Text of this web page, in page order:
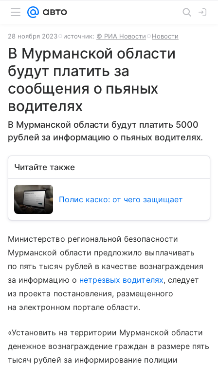
28 ноября 2023 источник: © РИА Новости Новости
В Мурманской области
будут платить за
сообщения о пьяных
водителях
В Мурманской области будут платить 5000
рублей за информацию о пьяных водителях.
Читайте также
Полис каско: от чего защищает
Министерство региональной безопасности
Мурманской области предложило выплачивать
по пять тысяч рублей в качестве вознаграждения
за информацию о нетрезвых водителях, следует
из проекта постановления, размещенного
на электронном портале области.
«Установить на территории Мурманской области
денежное вознаграждение граждан в размере пять
тысяч рублей за информирование полиции